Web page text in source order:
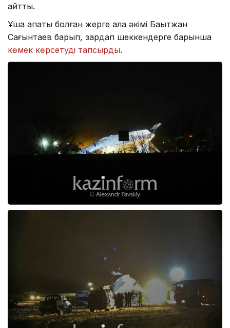
айтты.
Ұшақ апаты болған жерге қала әкімі Бақытжан
Сағынтаев барып, зардап шеккендерге барынша
көмек көрсетуді тапсырды.